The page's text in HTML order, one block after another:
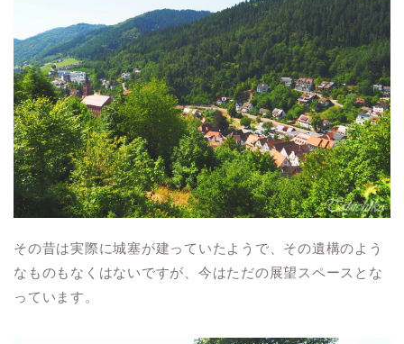
その昔は実際に城塞が建っていたようで、その遺構のよう
なものもなくはないですが、今はただの展望スペースとな
っています。